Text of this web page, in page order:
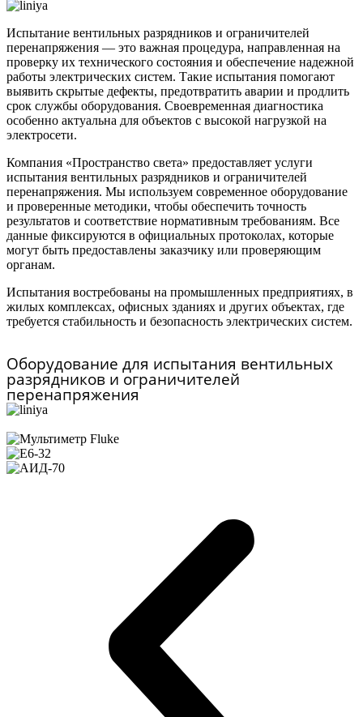
Испытание вентильных разрядников и ограничителей
перенапряжения — это важная процедура, направленная на
проверку их технического состояния и обеспечение надежной
работы электрических систем. Такие испытания помогают
выявить скрытые дефекты, предотвратить аварии и продлить
срок службы оборудования. Своевременная диагностика
особенно актуальна для объектов с высокой нагрузкой на
электросети.
Компания «Пространство света» предоставляет услуги
испытания вентильных разрядников и ограничителей
перенапряжения. Мы используем современное оборудование
и проверенные методики, чтобы обеспечить точность
результатов и соответствие нормативным требованиям. Все
данные фиксируются в официальных протоколах, которые
могут быть предоставлены заказчику или проверяющим
органам.
Испытания востребованы на промышленных предприятиях, в
жилых комплексах, офисных зданиях и других объектах, где
требуется стабильность и безопасность электрических систем.
Оборудование для испытания вентильных
разрядников и ограничителей
перенапряжения